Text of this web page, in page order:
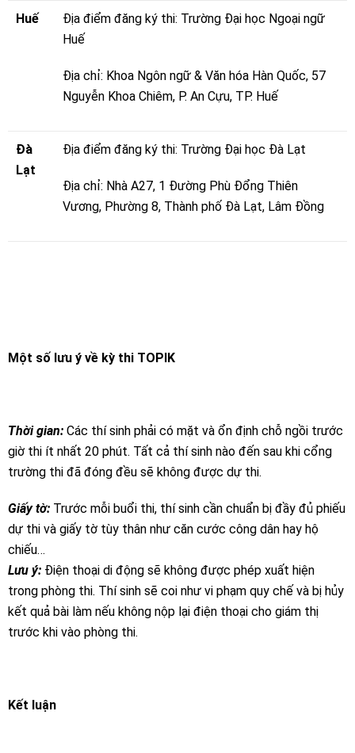
Huế
Địa điểm đăng ký thi: Trường Đại học Ngoại ngữ
Huế
Địa chỉ: Khoa Ngôn ngữ & Văn hóa Hàn Quốc, 57
Nguyễn Khoa Chiêm, P. An Cựu, TP. Huế
Đà
Lạt
Địa điểm đăng ký thi: Trường Đại học Đà Lạt
Địa chỉ: Nhà A27, 1 Đường Phù Đổng Thiên
Vương, Phường 8, Thành phố Đà Lạt, Lâm Đồng
Một số lưu ý về kỳ thi TOPIK
Thời gian: Các thí sinh phải có mặt và ổn định chỗ ngồi trước
giờ thi ít nhất 20 phút. Tất cả thí sinh nào đến sau khi cổng
trường thi đã đóng đều sẽ không được dự thi.
Giấy tờ: Trước mỗi buổi thi, thí sinh cần chuẩn bị đầy đủ phiếu
dự thi và giấy tờ tùy thân như căn cước công dân hay hộ
chiếu…
Lưu ý: Điện thoại di động sẽ không được phép xuất hiện
trong phòng thi. Thí sinh sẽ coi như vi phạm quy chế và bị hủy
kết quả bài làm nếu không nộp lại điện thoại cho giám thị
trước khi vào phòng thi.
Kết luận